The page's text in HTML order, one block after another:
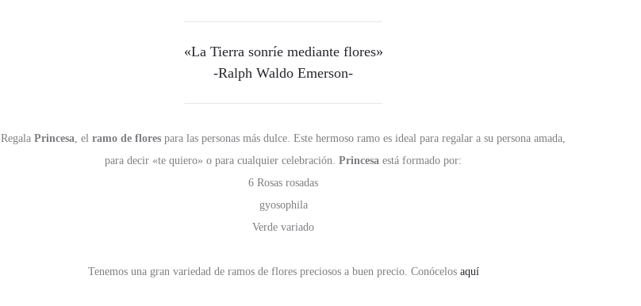
«La Tierra sonríe mediante flores»
-Ralph Waldo Emerson-
RegalaPrincesa , elramo de flores para las personas más dulce. Este hermoso ramo es ideal para regalar a su persona amada,
para decir «te quiero» o para cualquier celebración.Princesa está formado por:
6 Rosas rosadas
gyosophila
Verde variado
Tenemos una gran variedad de ramos de flores preciosos a buen precio. Conócelos aquí